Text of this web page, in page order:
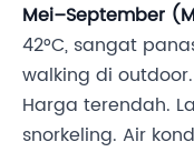
Mei–September
42°C, sangat
walking di
Harga terendah.
snorkeling. Air